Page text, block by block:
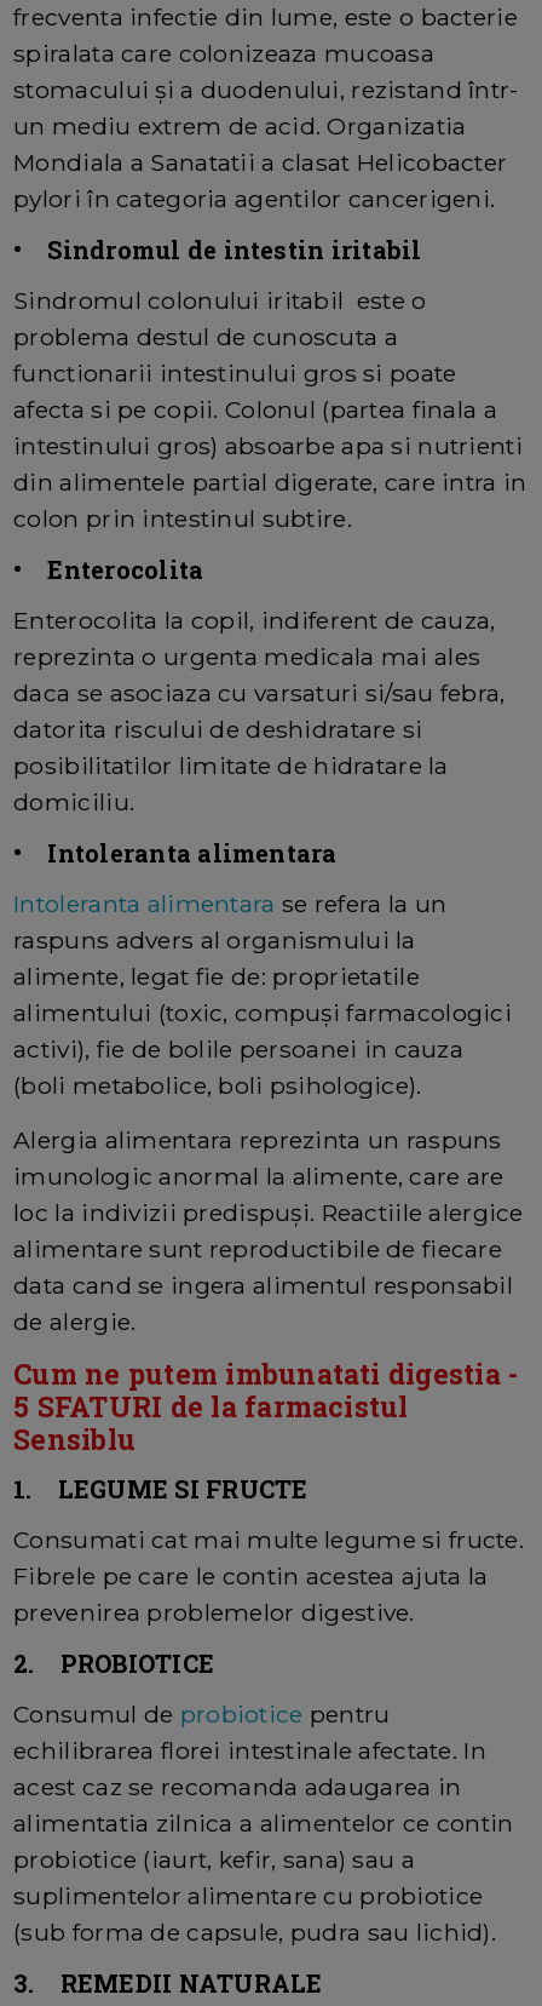
frecventa infectie din lume, este o bacterie
spiralata care colonizeaza mucoasa
stomacului şi a duodenului, rezistand într-
un mediu extrem de acid. Organizatia
Mondiala a Sanatatii a clasat Helicobacter
pylori în categoria agentilor cancerigeni.
• Sindromul de intestin iritabil
Sindromul colonului iritabil este o
problema destul de cunoscuta a
functionarii intestinului gros si poate
afecta si pe copii. Colonul (partea finala a
intestinului gros) absoarbe apa si nutrienti
din alimentele partial digerate, care intra in
colon prin intestinul subtire.
• Enterocolita
Enterocolita la copil, indiferent de cauza,
reprezinta o urgenta medicala mai ales
daca se asociaza cu varsaturi si/sau febra,
datorita riscului de deshidratare si
posibilitatilor limitate de hidratare la
domiciliu.
• Intoleranta alimentara
Intoleranta alimentara se refera la un
raspuns advers al organismului la
alimente, legat fie de: proprietatile
alimentului (toxic, compuşi farmacologici
activi), fie de bolile persoanei in cauza
(boli metabolice, boli psihologice).
Alergia alimentara reprezinta un raspuns
imunologic anormal la alimente, care are
loc la indivizii predispuşi. Reactiile alergice
alimentare sunt reproductibile de fiecare
data cand se ingera alimentul responsabil
de alergie.
Cum ne putem imbunatati digestia -
5 SFATURI de la farmacistul
Sensiblu
1. LEGUME SI FRUCTE
Consumati cat mai multe legume si fructe.
Fibrele pe care le contin acestea ajuta la
prevenirea problemelor digestive.
2. PROBIOTICE
Consumul de probiotice pentru
echilibrarea florei intestinale afectate. In
acest caz se recomanda adaugarea in
alimentatia zilnica a alimentelor ce contin
probiotice (iaurt, kefir, sana) sau a
suplimentelor alimentare cu probiotice
(sub forma de capsule, pudra sau lichid).
3. REMEDII NATURALE